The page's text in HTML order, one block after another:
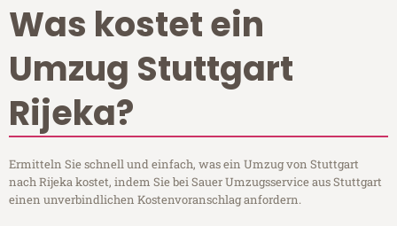
Was kostet ein
Umzug Stuttgart
Rijeka?
Ermitteln Sie schnell und einfach, was ein Umzug von Stuttgart
nach Rijeka kostet, indem Sie bei Sauer Umzugsservice aus Stuttgart
einen unverbindlichen Kostenvoranschlag anfordern.